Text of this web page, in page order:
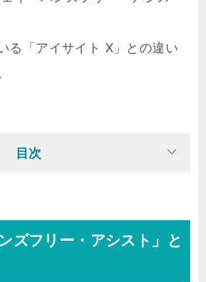
る「アイサイト X」との違い
目次
ズフリー・アシスト」と